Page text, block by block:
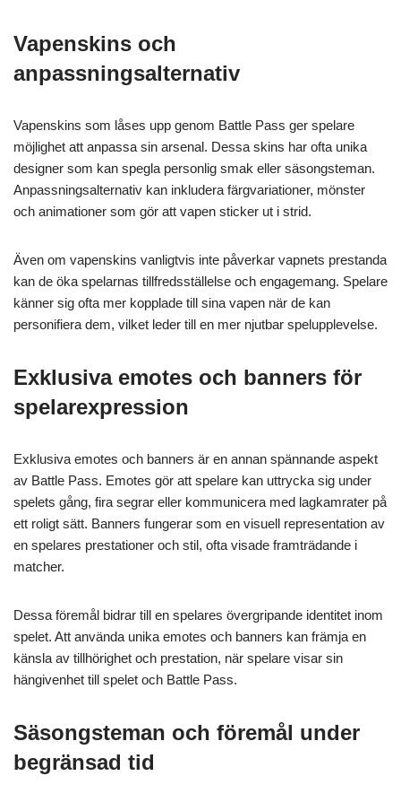
Vapenskins och
anpassningsalternativ
Vapenskins som låses upp genom Battle Pass ger spelare
möjlighet att anpassa sin arsenal. Dessa skins har ofta unika
designer som kan spegla personlig smak eller säsongsteman.
Anpassningsalternativ kan inkludera färgvariationer, mönster
och animationer som gör att vapen sticker ut i strid.
Även om vapenskins vanligtvis inte påverkar vapnets prestanda
kan de öka spelarnas tillfredsställelse och engagemang. Spelare
känner sig ofta mer kopplade till sina vapen när de kan
personifiera dem, vilket leder till en mer njutbar spelupplevelse.
Exklusiva emotes och banners för
spelarexpression
Exklusiva emotes och banners är en annan spännande aspekt
av Battle Pass. Emotes gör att spelare kan uttrycka sig under
spelets gång, fira segrar eller kommunicera med lagkamrater på
ett roligt sätt. Banners fungerar som en visuell representation av
en spelares prestationer och stil, ofta visade framträdande i
matcher.
Dessa föremål bidrar till en spelares övergripande identitet inom
spelet. Att använda unika emotes och banners kan främja en
känsla av tillhörighet och prestation, när spelare visar sin
hängivenhet till spelet och Battle Pass.
Säsongsteman och föremål under
begränsad tid